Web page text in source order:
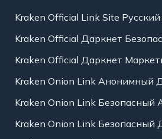
Kraken Official Link Site
Kraken Official Даркнет
Kraken Official Даркнет
Kraken Onion Link Анонимный
Kraken Onion Link
Kraken Onion Link Безопасный